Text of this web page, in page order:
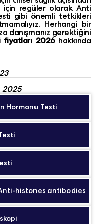
için regüler olarak Anti
gibi önemli tetkikleri
Herhangi bir
danışmanız gerektiğini
2026hakkında
2025
Hormonu Testi
histones antibodies